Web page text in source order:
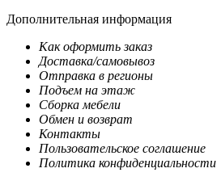
Дополнительная информация
Как оформить заказ
Доставка/самовывоз
Отправка в регионы
Подъем на этаж
Сборка мебели
Обмен и возврат
Контакты
Пользовательское соглашение
Политика конфиденциальности